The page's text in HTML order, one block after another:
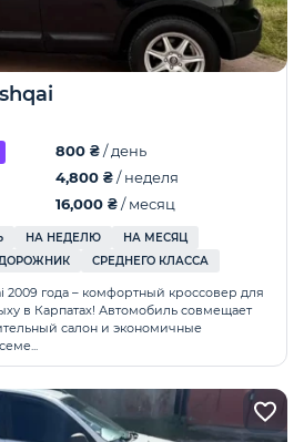
800 ₴/ день
4,800 ₴/ неделя
16,000 ₴/ месяц
НА НЕДЕЛЮ
НА МЕСЯЦ
СРЕДНЕГО КЛАССА
2009 года – комфортный кроссовер для
в Карпатах! Автомобиль совмещает
салон и экономичные